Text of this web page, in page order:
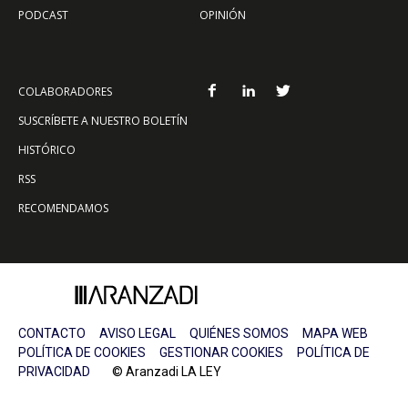
PODCAST OPINIÓN
COLABORADORES
SUSCRÍBETE A NUESTRO BOLETÍN
HISTÓRICO
RSS
RECOMENDAMOS
CONTACTO AVISO LEGAL QUIÉNES SOMOS
MAPA WEB
POLÍTICA DE COOKIES
GESTIONAR COOKIES
POLÍTICA DE
PRIVACIDAD © Aranzadi LA LEY